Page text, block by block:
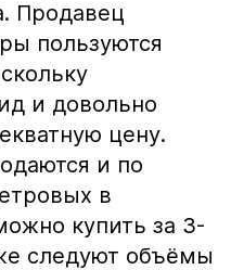
Продавец
пользуются
и довольно
цену.
и по
в
купить за 3-
следуют объёмы